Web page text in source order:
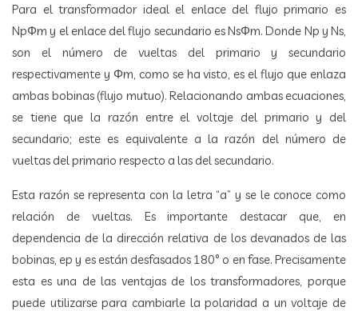
Para el transformador ideal el enlace del flujo primario es
NpΦm y el enlace del flujo secundario es NsΦm. Donde Np y Ns,
son el número de vueltas del primario y secundario
respectivamente y Φm, como se ha visto, es el flujo que enlaza
ambas bobinas (flujo mutuo). Relacionando ambas ecuaciones,
se tiene que la razón entre el voltaje del primario y del
secundario; este es equivalente a la razón del número de
vueltas del primario respecto a las del secundario.
Esta razón se representa con la letra “a” y se le conoce como
relación de vueltas. Es importante destacar que, en
dependencia de la dirección relativa de los devanados de las
bobinas, ep y es están desfasados 180° o en fase. Precisamente
esta es una de las ventajas de los transformadores, porque
puede utilizarse para cambiarle la polaridad a un voltaje de